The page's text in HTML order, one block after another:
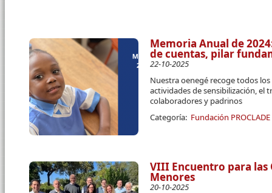
Memoria Anual de
de cuentas, pilar
22-10-2025
Nuestra oenegé recoge todos
actividades de sensibilización, el
colaboradores y padrinos
Categoría: Fundación PROCLADE
VIII Encuentro para
Menores
20-10-2025